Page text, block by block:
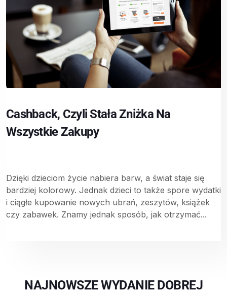
Cashback, Czyli Stała Zniżka Na
Wszystkie Zakupy
Dzięki dzieciom życie nabiera barw, a świat staje się
bardziej kolorowy. Jednak dzieci to także spore wydatki
i ciągłe kupowanie nowych ubrań, zeszytów, książek
czy zabawek. Znamy jednak sposób, jak otrzymać...
NAJNOWSZE WYDANIE DOBREJ